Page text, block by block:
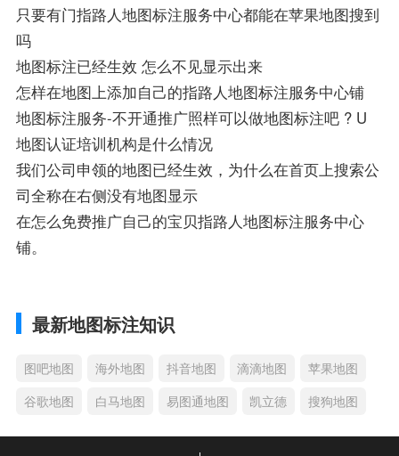
只要有门指路人地图标注服务中心都能在苹果地图搜到
吗
地图标注已经生效 怎么不见显示出来
怎样在地图上添加自己的指路人地图标注服务中心铺
地图标注服务-不开通推广照样可以做地图标注吧 ? U
地图认证培训机构是什么情况
我们公司申领的地图已经生效，为什么在首页上搜索公
司全称在右侧没有地图显示
在怎么免费推广自己的宝贝指路人地图标注服务中心
铺。
最新地图标注知识
图吧地图 海外地图 抖音地图 滴滴地图
苹果地图
谷歌地图
白马地图 易图通地图 凯立德 搜狗地图